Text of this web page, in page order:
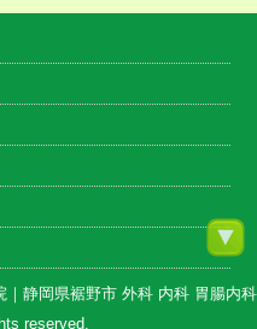
静岡県裾野市 外科 内科 胃腸内科
reserved.